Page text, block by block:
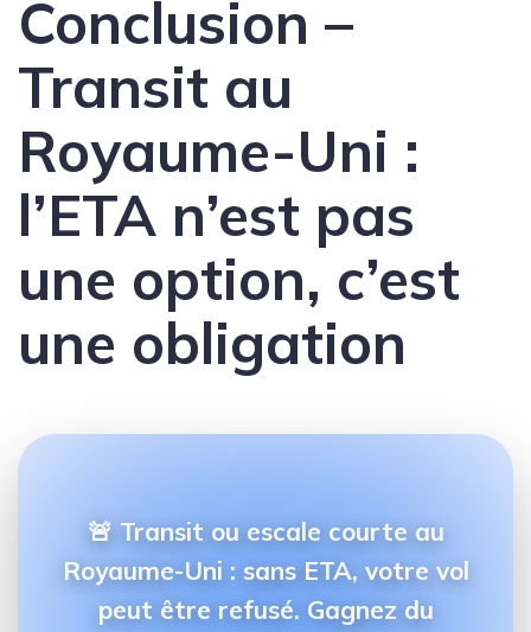
Conclusion –
Transit au
Royaume-Uni :
l’ETA n’est pas
une option, c’est
une obligation
🚨 Transit ou escale courte au
Royaume-Uni : sans ETA, votre vol
peut être refusé. Gagnez du